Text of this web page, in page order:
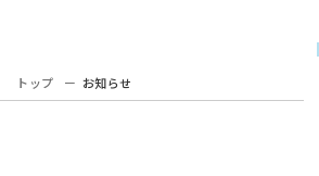
トップ お知らせ